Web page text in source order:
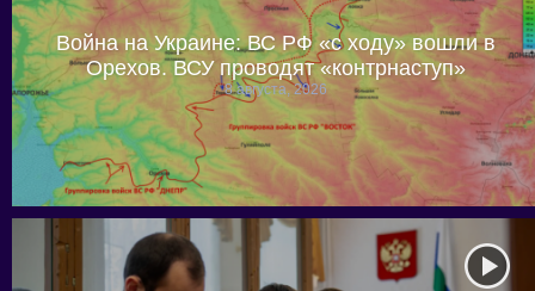
Война на Украине: ВС РФ «с ходу» вошли в
Орехов. ВСУ проводят «контрнаступ»
8 августа, 2026